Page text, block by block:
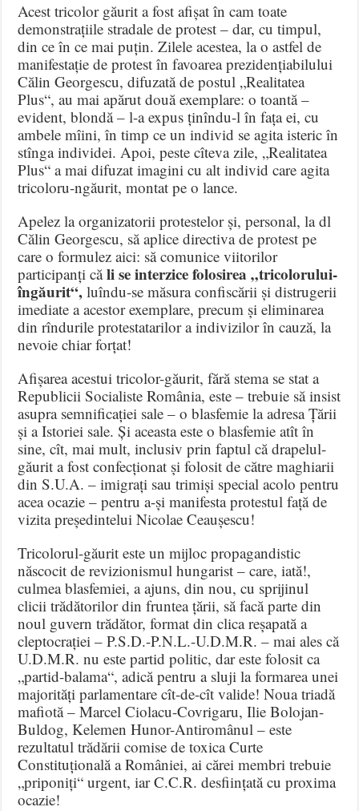
Acest tricolor găurit a fost afișat în cam toate
demonstrațiile stradale de protest – dar, cu timpul,
din ce în ce mai puțin. Zilele acestea, la o astfel de
manifestație de protest în favoarea prezidențiabilului
Călin Georgescu, difuzată de postul „Realitatea
Plus“, au mai apărut două exemplare: o toantă –
evident, blondă – l-a expus ținîndu-l în fața ei, cu
ambele mîini, în timp ce un individ se agita isteric în
stînga individei. Apoi, peste cîteva zile, „Realitatea
Plus“ a mai difuzat imagini cu alt individ care agita
tricoloru-ngăurit, montat pe o lance.
Apelez la organizatorii protestelor și, personal, la dl
Călin Georgescu, să aplice directiva de protest pe
care o formulez aici: să comunice viitorilor
participanți căli se interzice folosirea „tricolorului-
îngăurit“, luîndu-se măsura confiscării și distrugerii
imediate a acestor exemplare, precum și eliminarea
din rîndurile protestatarilor a indivizilor în cauză, la
nevoie chiar forțat!
Afișarea acestui tricolor-găurit, fără stema se stat a
Republicii Socialiste România, este – trebuie să insist
asupra semnificației sale – o blasfemie la adresa Țării
și a Istoriei sale. Și aceasta este o blasfemie atît în
sine, cît, mai mult, inclusiv prin faptul că drapelul-
găurit a fost confecționat și folosit de către maghiarii
din S.U.A. – imigrați sau trimiși special acolo pentru
acea ocazie – pentru a-și manifesta protestul față de
vizita președintelui Nicolae Ceaușescu!
Tricolorul-găurit este un mijloc propagandistic
născocit de revizionismul hungarist – care, iată!,
culmea blasfemiei, a ajuns, din nou, cu sprijinul
clicii trădătorilor din fruntea țării, să facă parte din
noul guvern trădător, format din clica reșapată a
cleptocrației – P.S.D.-P.N.L.-U.D.M.R. – mai ales că
U.D.M.R. nu este partid politic, dar este folosit ca
„partid-balama“, adică pentru a sluji la formarea unei
majorități parlamentare cît-de-cît valide! Noua triadă
mafiotă – Marcel Ciolacu-Covrigaru, Ilie Bolojan-
Buldog, Kelemen Hunor-Antiromânul – este
rezultatul trădării comise de toxica Curte
Constituțională a României, ai cărei membri trebuie
„priponiți“ urgent, iar C.C.R. desființată cu proxima
ocazie!